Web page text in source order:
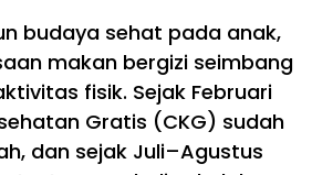
budaya sehat pada anak,
makan bergizi seimbang
fisik. Sejak Februari
Gratis (CKG) sudah
dan sejak Juli–Agustus